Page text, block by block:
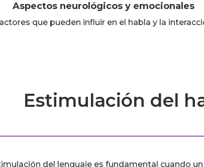
Aspectos neurológicos y emocionales
que pueden influir en el habla y la
Estimulación del
del lenguaje es fundamental cuando